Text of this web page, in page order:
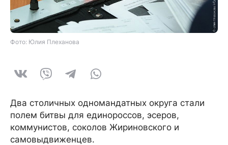
Фото: Юлия Плеханова
Два столичных одномандатных округа стали
полем битвы для единороссов, эсеров,
коммунистов, соколов Жириновского и
самовыдвиженцев.